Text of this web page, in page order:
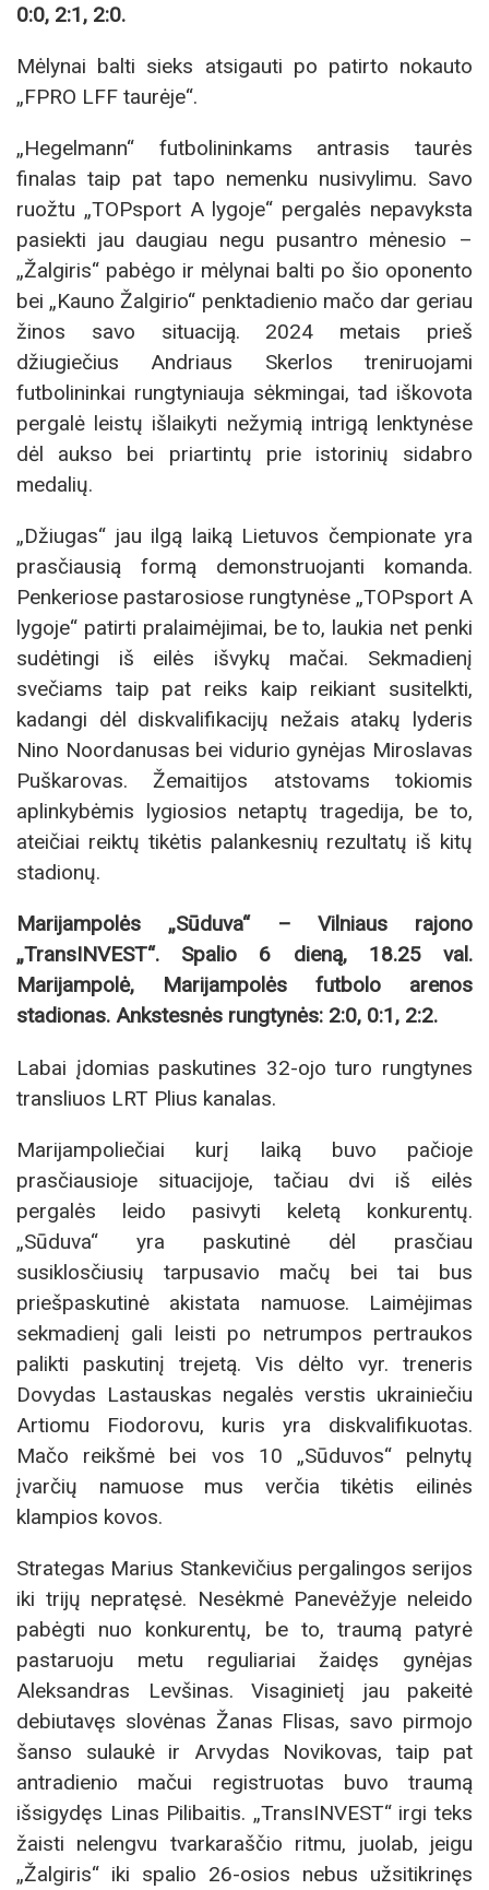
0:0, 2:1, 2:0.
Mėlynai balti sieks atsigauti po patirto nokauto
„FPRO LFF taurėje“.
„Hegelmann“ futbolininkams antrasis taurės
finalas taip pat tapo nemenku nusivylimu. Savo
ruožtu „TOPsport A lygoje“ pergalės nepavyksta
pasiekti jau daugiau negu pusantro mėnesio –
„Žalgiris“ pabėgo ir mėlynai balti po šio oponento
bei „Kauno Žalgirio“ penktadienio mačo dar geriau
žinos savo situaciją. 2024 metais prieš
džiugiečius Andriaus Skerlos treniruojami
futbolininkai rungtyniauja sėkmingai, tad iškovota
pergalė leistų išlaikyti nežymią intrigą lenktynėse
dėl aukso bei priartintų prie istorinių sidabro
medalių.
„Džiugas“ jau ilgą laiką Lietuvos čempionate yra
prasčiausią formą demonstruojanti komanda.
Penkeriose pastarosiose rungtynėse „TOPsport A
lygoje“ patirti pralaimėjimai, be to, laukia net penki
sudėtingi iš eilės išvykų mačai. Sekmadienį
svečiams taip pat reiks kaip reikiant susitelkti,
kadangi dėl diskvalifikacijų nežais atakų lyderis
Nino Noordanusas bei vidurio gynėjas Miroslavas
Puškarovas. Žemaitijos atstovams tokiomis
aplinkybėmis lygiosios netaptų tragedija, be to,
ateičiai reiktų tikėtis palankesnių rezultatų iš kitų
stadionų.
Marijampolės „Sūduva“ – Vilniaus rajono
„TransINVEST“. Spalio 6 dieną, 18.25 val.
Marijampolė, Marijampolės futbolo arenos
stadionas. Ankstesnės rungtynės: 2:0, 0:1, 2:2.
Labai įdomias paskutines 32-ojo turo rungtynes
transliuos LRT Plius kanalas.
Marijampoliečiai kurį laiką buvo pačioje
prasčiausioje situacijoje, tačiau dvi iš eilės
pergalės leido pasivyti keletą konkurentų.
„Sūduva“ yra paskutinė dėl prasčiau
susiklosčiusių tarpusavio mačų bei tai bus
priešpaskutinė akistata namuose. Laimėjimas
sekmadienį gali leisti po netrumpos pertraukos
palikti paskutinį trejetą. Vis dėlto vyr. treneris
Dovydas Lastauskas negalės verstis ukrainiečiu
Artiomu Fiodorovu, kuris yra diskvalifikuotas.
Mačo reikšmė bei vos 10 „Sūduvos“ pelnytų
įvarčių namuose mus verčia tikėtis eilinės
klampios kovos.
Strategas Marius Stankevičius pergalingos serijos
iki trijų nepratęsė. Nesėkmė Panevėžyje neleido
pabėgti nuo konkurentų, be to, traumą patyrė
pastaruoju metu reguliariai žaidęs gynėjas
Aleksandras Levšinas. Visaginietį jau pakeitė
debiutavęs slovėnas Žanas Flisas, savo pirmojo
šanso sulaukė ir Arvydas Novikovas, taip pat
antradienio mačui registruotas buvo traumą
išsigydęs Linas Pilibaitis. „TransINVEST“ irgi teks
žaisti nelengvu tvarkaraščio ritmu, juolab, jeigu
„Žalgiris“ iki spalio 26-osios nebus užsitikrinęs